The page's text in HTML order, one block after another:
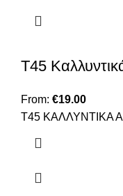
Τ45
From: €19.00
Τ45 ΚΑΛΛΥΝΤΙΚΑ